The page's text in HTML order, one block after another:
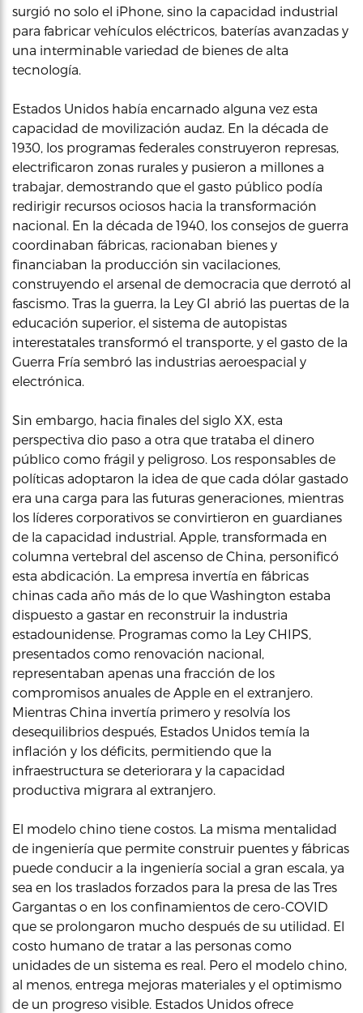
surgió no solo el iPhone, sino la capacidad industrial
para fabricar vehículos eléctricos, baterías avanzadas y
una interminable variedad de bienes de alta
tecnología.
Estados Unidos había encarnado alguna vez esta
capacidad de movilización audaz. En la década de
1930, los programas federales construyeron represas,
electrificaron zonas rurales y pusieron a millones a
trabajar, demostrando que el gasto público podía
redirigir recursos ociosos hacia la transformación
nacional. En la década de 1940, los consejos de guerra
coordinaban fábricas, racionaban bienes y
financiaban la producción sin vacilaciones,
construyendo el arsenal de democracia que derrotó al
fascismo. Tras la guerra, la Ley GI abrió las puertas de la
educación superior, el sistema de autopistas
interestatales transformó el transporte, y el gasto de la
Guerra Fría sembró las industrias aeroespacial y
electrónica.
Sin embargo, hacia finales del siglo XX, esta
perspectiva dio paso a otra que trataba el dinero
público como frágil y peligroso. Los responsables de
políticas adoptaron la idea de que cada dólar gastado
era una carga para las futuras generaciones, mientras
los líderes corporativos se convirtieron en guardianes
de la capacidad industrial. Apple, transformada en
columna vertebral del ascenso de China, personificó
esta abdicación. La empresa invertía en fábricas
chinas cada año más de lo que Washington estaba
dispuesto a gastar en reconstruir la industria
estadounidense. Programas como la Ley CHIPS,
presentados como renovación nacional,
representaban apenas una fracción de los
compromisos anuales de Apple en el extranjero.
Mientras China invertía primero y resolvía los
desequilibrios después, Estados Unidos temía la
inflación y los déficits, permitiendo que la
infraestructura se deteriorara y la capacidad
productiva migrara al extranjero.
El modelo chino tiene costos. La misma mentalidad
de ingeniería que permite construir puentes y fábricas
puede conducir a la ingeniería social a gran escala, ya
sea en los traslados forzados para la presa de las Tres
Gargantas o en los confinamientos de cero-COVID
que se prolongaron mucho después de su utilidad. El
costo humano de tratar a las personas como
unidades de un sistema es real. Pero el modelo chino,
al menos, entrega mejoras materiales y el optimismo
de un progreso visible. Estados Unidos ofrece